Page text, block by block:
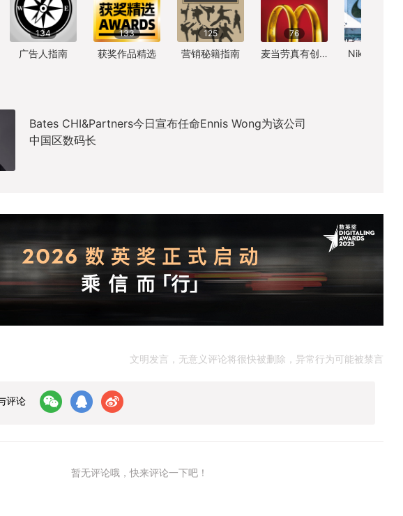
134
广告人指南
133
获奖作品精选
125
营销秘籍指南
76
麦当劳真有创意 Nike精彩广告
Bates CHI&Partners今日宣布任命Ennis Wong为该公司
中国区数码长
文明发言，无意义评论将很快被删除，异常行为可能被禁言
评论
暂无评论哦，快来评论一下吧！